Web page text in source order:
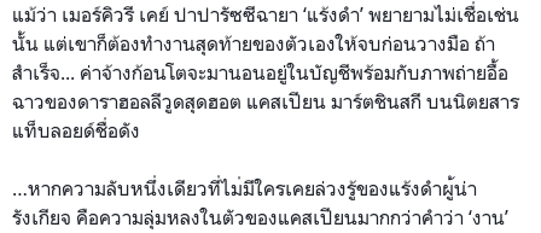
แม้ว่า เมอร์คิวรี เคย์ ปาปารัซซีฉายา ‘แร้งดำ’ พยายามไม่เชื่อเช่น
นั้น แต่เขาก็ต้องทำงานสุดท้ายของตัวเองให้จบก่อนวางมือ ถ้า
สำเร็จ... ค่าจ้างก้อนโตจะมานอนอยู่ในบัญชีพร้อมกับภาพถ่ายอื้อ
ฉาวของดาราฮอลลีวูดสุดฮอต แคสเปียน มาร์ตชินสกี บนนิตยสาร
แท็บลอยด์ชื่อดัง
…หากความลับหนึ่งเดียวที่ไม่มีใครเคยล่วงรู้ของแร้งดำผู้น่า
รังเกียจ คือความลุ่มหลงในตัวของแคสเปียนมากกว่าคำว่า ‘งาน’